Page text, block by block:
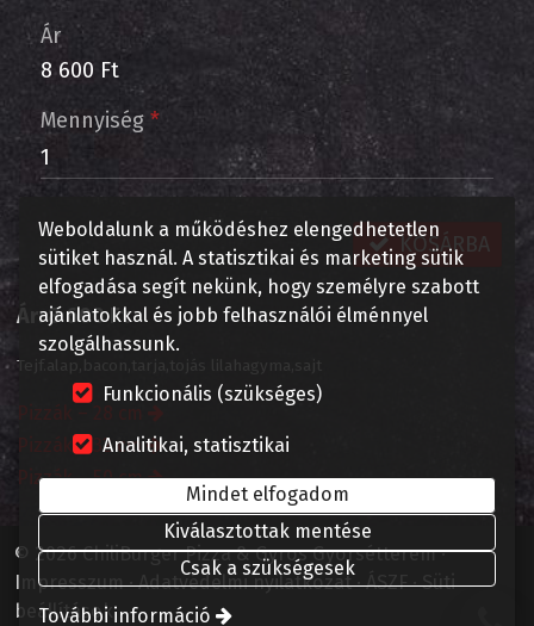
Ár
8 600 Ft
Mennyiség *
KOSÁRBA
Ár:8 600 Ft
Tejf.alap,bacon,tarja,tojás lilahagyma,sajt
Pizzák – 28 cm
Pizzák – 32 cm
Pizzák – 50 cm
© 2026 ChiliBurger Pizza & Gyros Gyorsétterem
Impresszum
Adatvédelmi nyilatkozat ÁSZF
Süti
beállítások
Weboldalunk a működéshez elengedhetetlen
sütiket használ. A statisztikai és marketing sütik
elfogadása segít nekünk, hogy személyre szabott
ajánlatokkal és jobb felhasználói élménnyel
szolgálhassunk.
Funkcionális (szükséges)
Analitikai, statisztikai
Mindet elfogadom
Kiválasztottak mentése
Csak a szükségesek
További információ